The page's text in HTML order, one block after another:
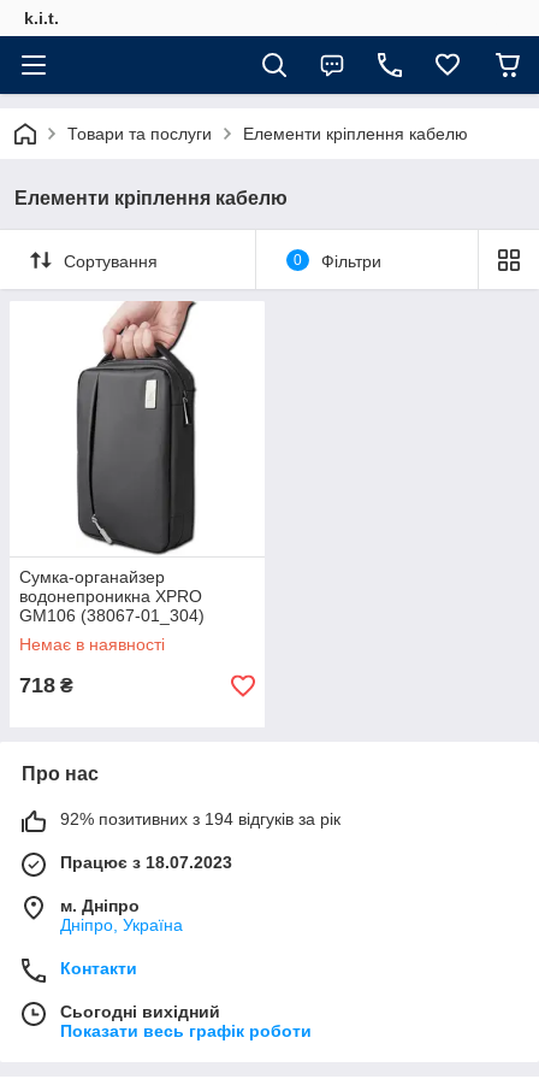
k.i.t.
Товари та послуги Елементи кріплення кабелю
Елементи кріплення кабелю
Сортування 0 Фільтри
Сумка-органайзер
водонепроникна XPRO
GM106 (38067-01_304)
Немає в наявності
718 ₴
Про нас
92% позитивних з 194 відгуків за рік
Працює з 18.07.2023
м. Дніпро
Дніпро, Україна
Контакти
Сьогодні вихідний
Показати весь графік роботи